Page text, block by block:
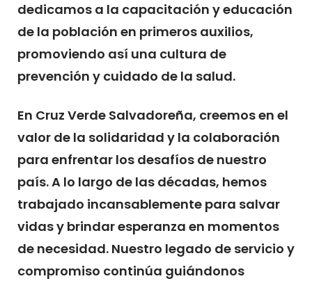
dedicamos a la capacitación y educación
de la población en primeros auxilios,
promoviendo así una cultura de
prevención y cuidado de la salud.
En Cruz Verde Salvadoreña, creemos en el
valor de la solidaridad y la colaboración
para enfrentar los desafíos de nuestro
país. A lo largo de las décadas, hemos
trabajado incansablemente para salvar
vidas y brindar esperanza en momentos
de necesidad. Nuestro legado de servicio y
compromiso continúa guiándonos